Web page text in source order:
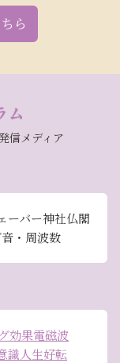
ら
信メディア
ーバー神社仏閣
音・周波数
効果電磁波
識人生好転